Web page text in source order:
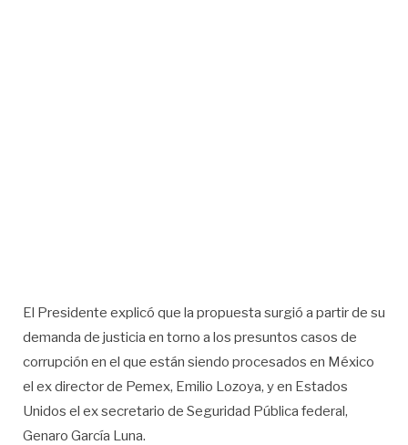
El Presidente explicó que la propuesta surgió a partir de su
demanda de justicia en torno a los presuntos casos de
corrupción en el que están siendo procesados en México
el ex director de Pemex, Emilio Lozoya, y en Estados
Unidos el ex secretario de Seguridad Pública federal,
Genaro García Luna.